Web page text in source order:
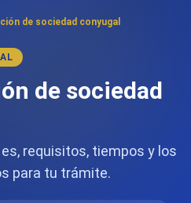
de sociedad conyugal
de sociedad
es, requisitos, tiempos y los
para tu trámite.